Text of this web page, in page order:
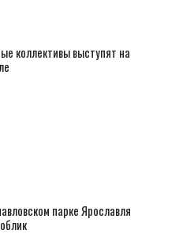
коллективы выступят на
парке Ярославля